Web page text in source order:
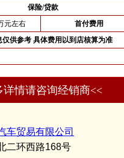
保险/贷款
元左右 首付费用
仅供参考 具体费用以到店核算为准
详情请咨询经销商<<
车贸易有限公司
二环西路168号